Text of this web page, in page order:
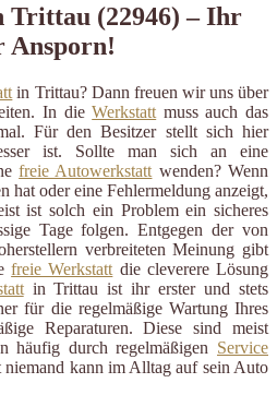
Trittau (22946) – Ihr
Ansporn!
in Trittau? Dann freuen wir uns über
In dieWerkstatt muss auch das
Für den Besitzer stellt sich hier
ist. Sollte man sich an eine
freie Autowerkstatt wenden? Wenn
hat oder eine Fehlermeldung anzeigt,
ist solch ein Problem ein sicheres
Tage folgen. Entgegen der von
verbreiteten Meinung gibt
freie Werkstatt die cleverere Lösung
in Trittau ist ihr erster und stets
für die regelmäßige Wartung Ihres
Reparaturen. Diese sind meist
häufig durch regelmäßigen Service
kann im Alltag auf sein Auto